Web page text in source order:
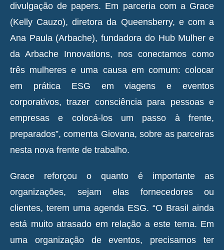
divulgação de papers. Em parceria com a Grace
(Kelly Cauzo), diretora da Queensberry, e com a
Ana Paula (Arbache), fundadora do Hub Mulher e
da Arbache Innovations, nos conectamos como
três mulheres e uma causa em comum: colocar
em prática ESG em viagens e eventos
corporativos, trazer consciência para pessoas e
empresas e colocá-los um passo à frente,
preparados”, comenta Giovana, sobre as parceiras
nesta nova frente de trabalho.
Grace reforçou o quanto é importante as
organizações, sejam elas fornecedores ou
clientes, terem uma agenda ESG. “O Brasil ainda
está muito atrasado em relação a este tema. Em
uma organização de eventos, precisamos ter